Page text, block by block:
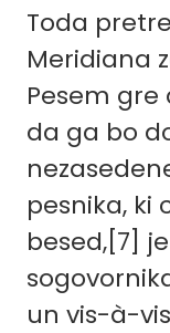
Toda
Meridiana
Pesem
da ga bo
pesnika, ki
besed,[7]
un vis-à-